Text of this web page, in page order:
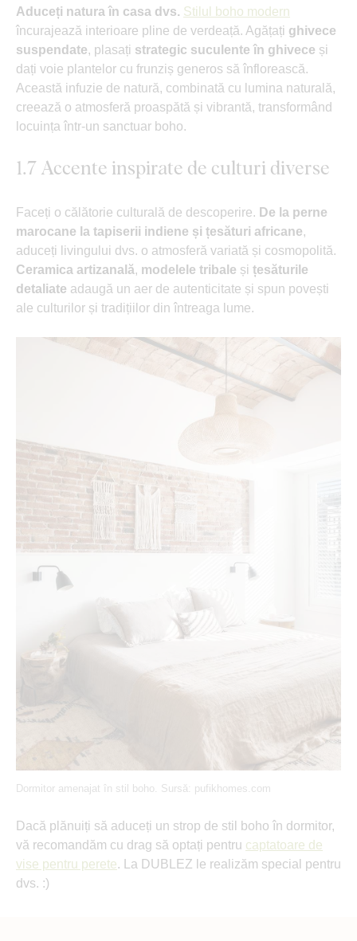
Aduceți natura în casa dvs. Stilul boho modern
încurajează interioare pline de verdeață. Agățați ghivece
suspendate, plasați strategic suculente în ghivece și
dați voie plantelor cu frunziș generos să înflorească.
Această infuzie de natură, combinată cu lumina naturală,
creează o atmosferă proaspătă și vibrantă, transformând
locuința într-un sanctuar boho.
1.7 Accente inspirate de culturi diverse
Faceți o călătorie culturală de descoperire. De la perne
marocane la tapiserii indiene și țesături africane,
aduceți livingului dvs. o atmosferă variată și cosmopolită.
Ceramica artizanală, modelele tribale și țesăturile
detaliate adaugă un aer de autenticitate și spun povești
ale culturilor și tradițiilor din întreaga lume.
Dormitor amenajat în stil boho. Sursă: pufikhomes.com
Dacă plănuiți să aduceți un strop de stil boho în dormitor,
vă recomandăm cu drag să optați pentru captatoare de
vise pentru perete. La DUBLEZ le realizăm special pentru
dvs. :)